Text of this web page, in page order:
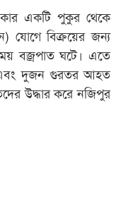
একটি পুকুর থেকে
যোগে বিক্র‍য়ের জন্য
বজ্রপাত ঘটে। এতে
এবং দুজন গুরতর আহত
উদ্ধার করে নজিপুর